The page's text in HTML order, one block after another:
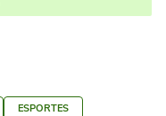
ESPORTES